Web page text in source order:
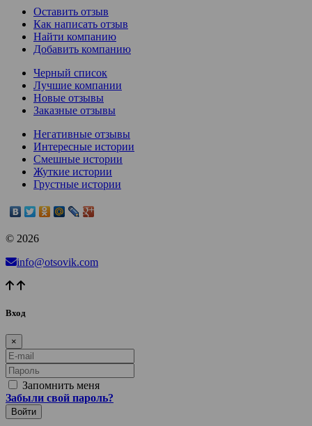
Оставить отзыв
Как написать отзыв
Найти компанию
Добавить компанию
Черный список
Лучшие компании
Новые отзывы
Заказные отзывы
Негативные отзывы
Интересные истории
Смешные истории
Жуткие истории
Грустные истории
© 2026
info@otsovik.com
Вход
×
E-mail
Пароль
Запомнить меня
Забыли свой пароль?